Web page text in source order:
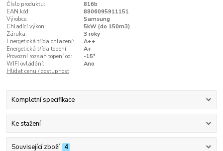
Číslo produktu:
816b
EAN kód:
8806095911151
Výrobce:
Samsung
Chladící výkon:
5kW (do 150m3)
Záruka:
3 roky
Energetická třída chlazení:
A++
Energetická třída topení:
A+
Provozní rozsah topení od:
-15°
WIFI ovládání:
Ano
Hlídat cenu / dostupnost
Kompletní specifikace
Ke stažení
Související zboží 4